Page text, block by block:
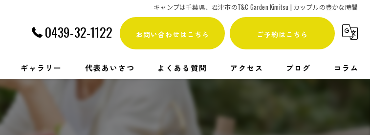
キャンプは千葉県、君津市のT&C Garden Kimitsu | カップルの豊かな時間
0439-32-1122 お問い合わせはこちら ご予約はこちら
ギャラリー 代表あいさつ よくある質問 アクセス ブログ コラム